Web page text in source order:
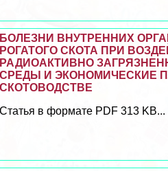
БОЛЕЗНИ ВНУТРЕННИХ
РОГАТОГО СКОТА ПРИ
РАДИОАКТИВНО
СРЕДЫ И ЭКОНОМИЧЕСКИЕ
СКОТОВОДСТВЕ
Статья в формате PDF 313 KB...